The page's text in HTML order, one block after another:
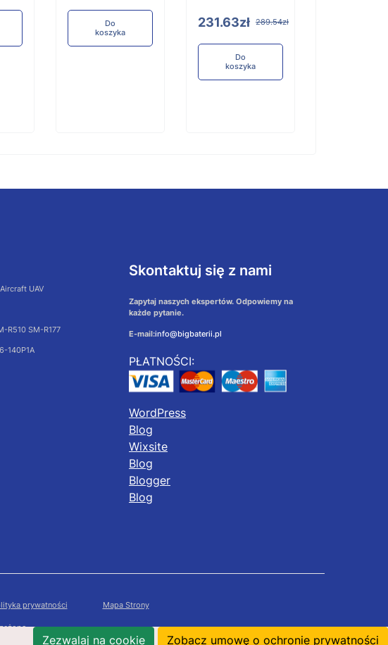
Do
koszyka
231.63zł 289.54zł
Do
koszyka
UAV
R510 SM-R177
140P1A
Skontaktuj się z nami
Zapytaj naszych ekspertów. Odpowiemy na
każde pytanie.
E-mail:info@bigbaterii.pl
PŁATNOŚCI:
WordPress
Blog
Wixsite
Blog
Blogger
Blog
prywatności Mapa Strony
Zezwalaj na cookie Zobacz umowę o ochronie prywatności